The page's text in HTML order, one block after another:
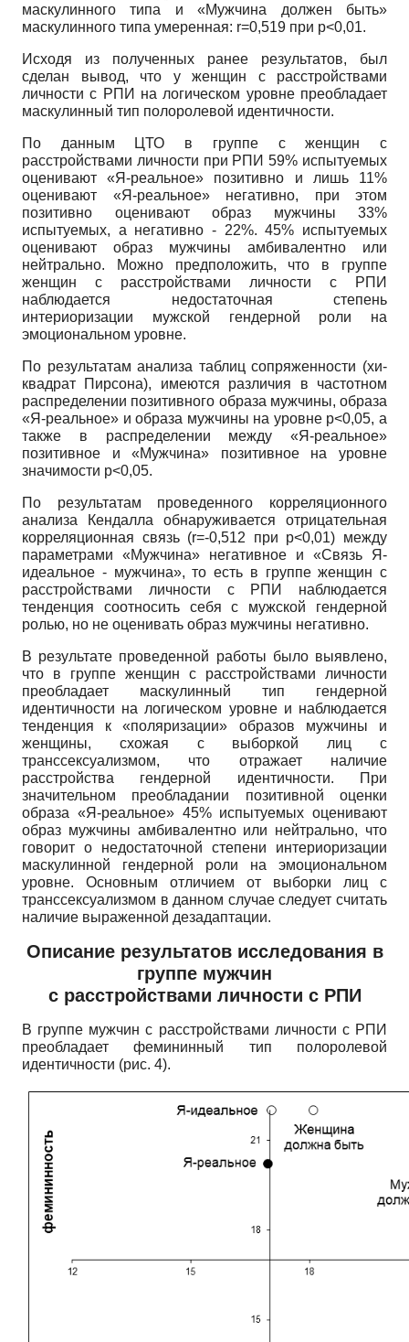
маскулинного типа и «Мужчина должен быть»
маскулинного типа умеренная: r=0,519 при p<0,01.
Исходя из полученных ранее результатов, был
сделан вывод, что у женщин с расстройствами
личности с РПИ на логическом уровне преобладает
маскулинный тип полоролевой идентичности.
По данным ЦТО в группе с женщин с
расстройствами личности при РПИ 59% испытуемых
оценивают «Я-реальное» позитивно и лишь 11%
оценивают «Я-реальное» негативно, при этом
позитивно оценивают образ мужчины 33%
испытуемых, а негативно - 22%. 45% испытуемых
оценивают образ мужчины амбивалентно или
нейтрально. Можно предположить, что в группе
женщин с расстройствами личности с РПИ
наблюдается недостаточная степень
интериоризации мужской гендерной роли на
эмоциональном уровне.
По результатам анализа таблиц сопряженности (хи-
квадрат Пирсона), имеются различия в частотном
распределении позитивного образа мужчины, образа
«Я-реальное» и образа мужчины на уровне р<0,05, а
также в распределении между «Я-реальное»
позитивное и «Мужчина» позитивное на уровне
значимости р<0,05.
По результатам проведенного корреляционного
анализа Кендалла обнаруживается отрицательная
корреляционная связь (r=-0,512 при p<0,01) между
параметрами «Мужчина» негативное и «Связь Я-
идеальное - мужчина», то есть в группе женщин с
расстройствами личности с РПИ наблюдается
тенденция соотносить себя с мужской гендерной
ролью, но не оценивать образ мужчины негативно.
В результате проведенной работы было выявлено,
что в группе женщин с расстройствами личности
преобладает маскулинный тип гендерной
идентичности на логическом уровне и наблюдается
тенденция к «поляризации» образов мужчины и
женщины, схожая с выборкой лиц с
транссексуализмом, что отражает наличие
расстройства гендерной идентичности. При
значительном преобладании позитивной оценки
образа «Я-реальное» 45% испытуемых оценивают
образ мужчины амбивалентно или нейтрально, что
говорит о недостаточной степени интериоризации
маскулинной гендерной роли на эмоциональном
уровне. Основным отличием от выборки лиц с
транссексуализмом в данном случае следует считать
наличие выраженной дезадаптации.
Описание результатов исследования в
группе мужчин
с расстройствами личности с РПИ
В группе мужчин с расстройствами личности с РПИ
преобладает фемининный тип полоролевой
идентичности (рис. 4).